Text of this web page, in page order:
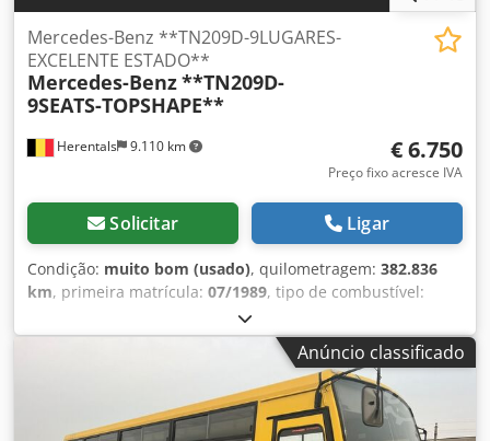
Herentals 9.110 km
Mercedes-Benz **TN209D-9LUGARES-
EXCELENTE ESTADO**
Mercedes-Benz**TN209D-
9SEATS-TOPSHAPE**
€ 6.750
Preço fixo acresce IVA
Solicitar Ligar
Condição: muito bom (usado), quilometragem: 382.836
km, primeira matrícula: 07/1989, tipo de combustível:
, tipo de engrenagem:
mecânico, cor:branco, Ano de fabrico:1989, Número de
cilindros: 5 Peso bruto total: 2.800 kg Codpjzpznxefx
Amyjha Estado técnico: muito bom Estado estético: muito
bom Para obter mais informações, contacte Thierry
Leemans.
Anúncio classificado